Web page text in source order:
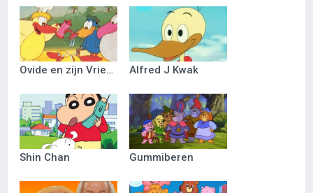
Ovide en zijn Vriendjes Alfred J Kwak
Shin Chan Gummiberen